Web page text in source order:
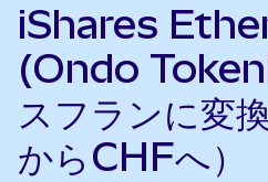
iShares
(Ondo
スフランに変
からCHFへ）